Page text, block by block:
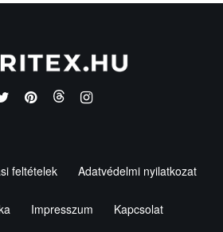
feltételek Adatvédelmi nyilatkozat
Impresszum Kapcsolat